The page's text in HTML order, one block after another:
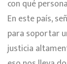
con qué
En este país,
para soportar
justicia